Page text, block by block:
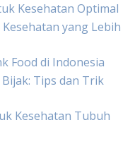
Kesehatan Optimal
yang Lebih
Food di Indonesia
Tips dan Trik
Kesehatan Tubuh